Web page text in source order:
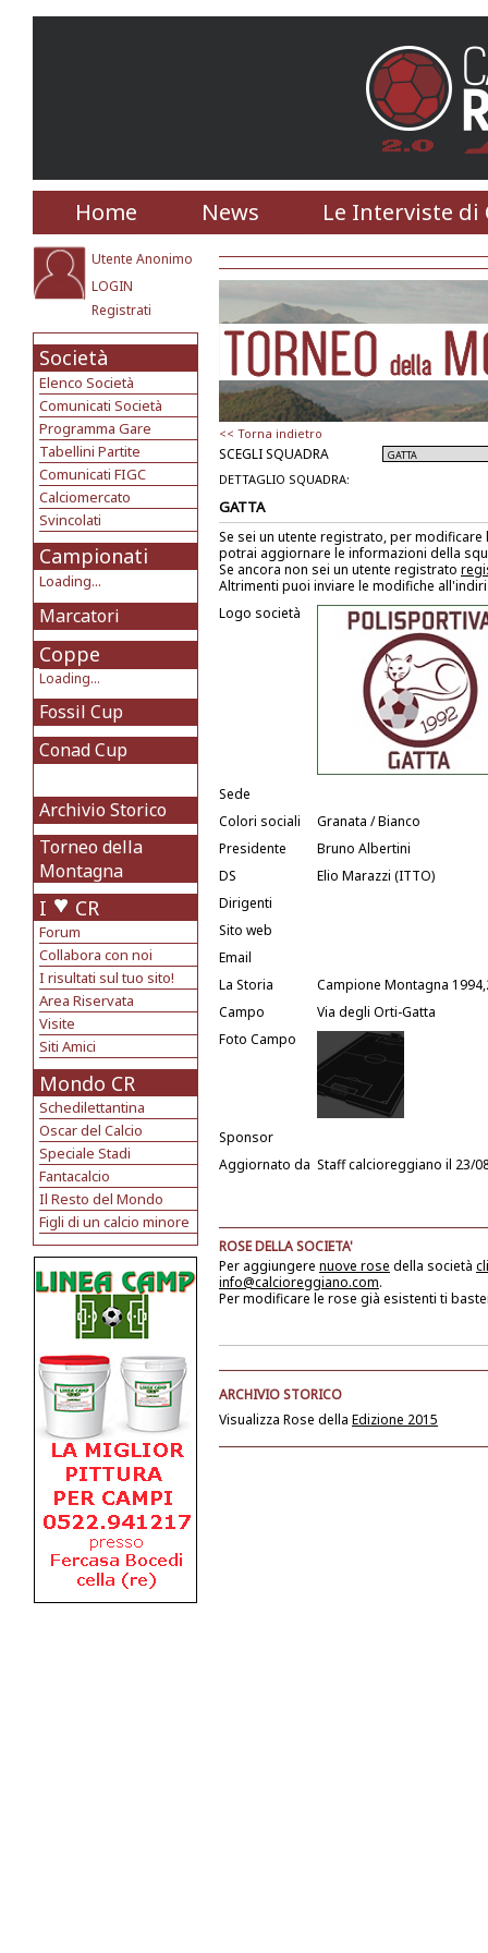
Home News Le Interviste di
Utente Anonimo
LOGIN
Registrati
Società
Elenco Società
Comunicati Società
Programma Gare
Tabellini Partite
Comunicati FIGC
Calciomercato
Svincolati
Campionati
Loading...
Marcatori
Coppe
Loading...
Fossil Cup
Conad Cup
Archivio Storico
Torneo della
Montagna
I CR
Forum
Collabora con noi
I risultati sul tuo sito!
Area Riservata
Visite
Siti Amici
Mondo CR
Schedilettantina
Oscar del Calcio
Speciale Stadi
Fantacalcio
Il Resto del Mondo
Figli di un calcio minore
<< Torna indietro
SCEGLI SQUADRA
DETTAGLIO SQUADRA:
GATTA
Se sei un utente registrato, per
potrai aggiornare le informazioni della
Se ancora non sei un utente registrato
Altrimenti puoi inviare le modifiche
Logo società
Sede
Colori sociali
Granata / Bianco
Presidente
Bruno Albertini
DS
Elio Marazzi (ITTO)
Dirigenti
Sito web
Email
La Storia
Campione Montagna
Campo
Via degli Orti-Gatta
Foto Campo
Sponsor
Aggiornato da Staff calcioreggiano il 23/
ROSE DELLA SOCIETA'
Per aggiungere nuove rose della società
info@calcioreggiano.com.
Per modificare le rose già esistenti ti
ARCHIVIO STORICO
Visualizza Rose della Edizione 2015